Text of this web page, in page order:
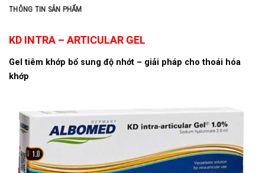
THÔNG TIN SẢN PHẨM
KD INTRA – ARTICULAR GEL
Gel tiêm khớp bổ sung độ nhớt – giải pháp cho thoái hóa
khớp